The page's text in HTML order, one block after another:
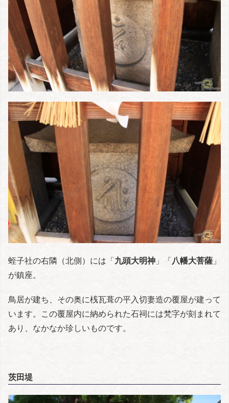
蛭子社の右隣（北側）には「九頭大明神 」「八幡大菩薩 」
が鎮座。
鳥居が建ち、その奥に桟瓦葺の平入切妻造の覆屋が建って
います。この覆屋内に納められた石祠には梵字が刻まれて
あり、なかなか珍しいものです。
茨田堤